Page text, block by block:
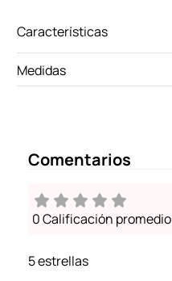
Características
Medidas
Comentarios
0 Calificación promedio
5 estrellas